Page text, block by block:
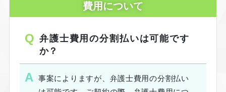
費用について
弁護士費用の分割払いは可能です
か？
事案によりますが、弁護士費用の分割払い